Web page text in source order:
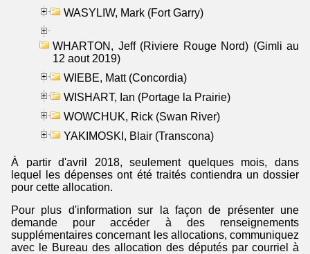
WASYLIW, Mark (Fort Garry)
WHARTON, Jeff (Riviere Rouge Nord) (Gimli au
12 aout 2019)
WIEBE, Matt (Concordia)
WISHART, Ian (Portage la Prairie)
WOWCHUK, Rick (Swan River)
YAKIMOSKI, Blair (Transcona)
À partir d'avril 2018, seulement quelques mois, dans
lequel les dépenses ont été traités contiendra un dossier
pour cette allocation.
Pour plus d'information sur la façon de présenter une
demande pour accéder à des renseignements
supplémentaires concernant les allocations, communiquez
avec le Bureau des allocation des députés par courriel à